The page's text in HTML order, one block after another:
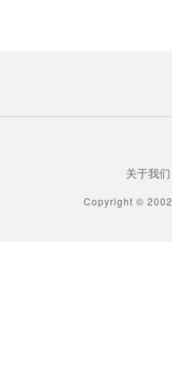
关于我们
Copyright ©